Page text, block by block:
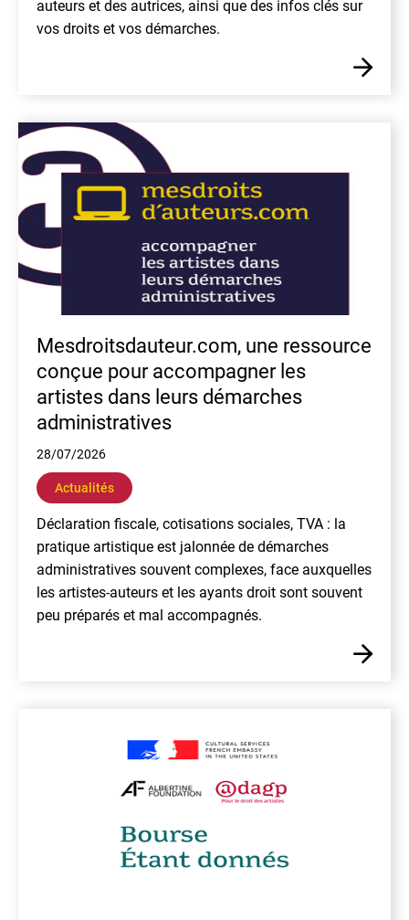
auteurs et des autrices, ainsi que des infos clés sur
vos droits et vos démarches.
Mesdroitsdauteur.com, une ressource
conçue pour accompagner les
artistes dans leurs démarches
administratives
28/07/2026
Actualités
Déclaration fiscale, cotisations sociales, TVA : la
pratique artistique est jalonnée de démarches
administratives souvent complexes, face auxquelles
les artistes-auteurs et les ayants droit sont souvent
peu préparés et mal accompagnés.